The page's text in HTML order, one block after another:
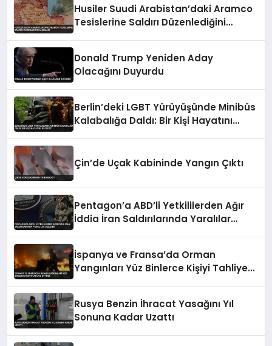
Husiler Suudi Arabistan’daki Aramco
Tesislerine Saldırı Düzenlediğini
Donald Trump Yeniden Aday
Olacağını Duyurdu
Berlin’deki LGBT Yürüyüşünde Minibüs
Kalabalığa Daldı: Bir Kişi Hayatını
Çin’de Uçak Kabininde Yangın Çıktı
Pentagon’a ABD’li Yetkililerden Ağır
İddia İran Saldırılarında Yaralılar
İspanya ve Fransa’da Orman
Yangınları Yüz Binlerce Kişiyi Tahliye
Rusya Benzin İhracat Yasağını Yıl
Sonuna Kadar Uzattı